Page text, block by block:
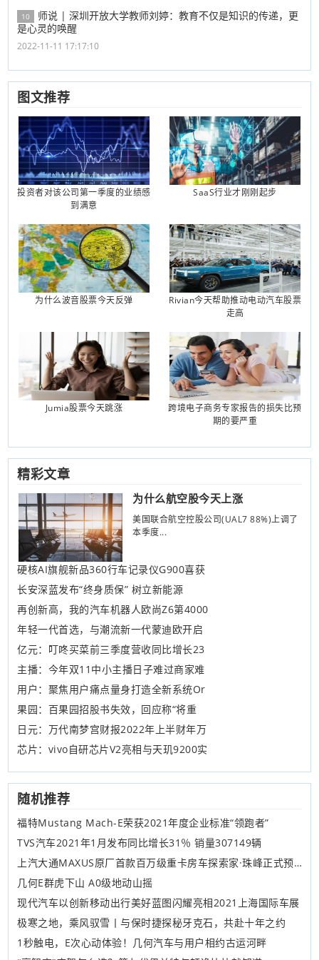
10
师说 | 深圳开放大学教师刘婷：教育不仅是知识的传递，更
是心灵的唤醒
2022-11-11 17:17:10
图文推荐
投资者对该公司第一季度的业绩感
到满意
SaaS行业才刚刚起步
为什么波音股票今天反弹
Rivian今天帮助推动电动汽车股票
走高
Jumia股票今天跳涨
跨境电子商务专家报告的损失比预
期的要严重
精彩文章
为什么航空股今天上涨
美国联合航空控股公司(UAL7 88%)上调了
本季度...
硬核AI旗舰新品360行车记录仪G900喜获
长安深蓝发布“终身质保” 树立新能源
再创新高，我的汽车机器人欧尚Z6第4000
年轻一代首选，与潮流新一代蒙迪欧开启
亿元：叮咚买菜前三季度营收同比增长23
主播：今年双11中小主播日子难过商家难
用户：聚焦用户痛点量身打造全新系统Or
果园：百果园招股书失效，回应称“将重
日元：万代南梦宫财报2022年上半财年万
芯片：vivo自研芯片V2亮相与天玑9200实
随机推荐
福特Mustang Mach-E荣获2021年度企业标准“领跑者”
TVS汽车2021年1月发布同比增长31％ 销量307149辆
上汽大通MAXUS原厂首款百万级重卡房车探索家·珠峰正式预售，预售价288万元
几何E群虎下山 A0级地动山摇
现代汽车以创新移动出行美好蓝图闪耀亮相2021上海国际车展
极寒之地，乘风驭雪丨与保时捷探秘牙克石，共赴十年之约
1秒触电，E次心动体验！几何汽车与用户相约古运河畔